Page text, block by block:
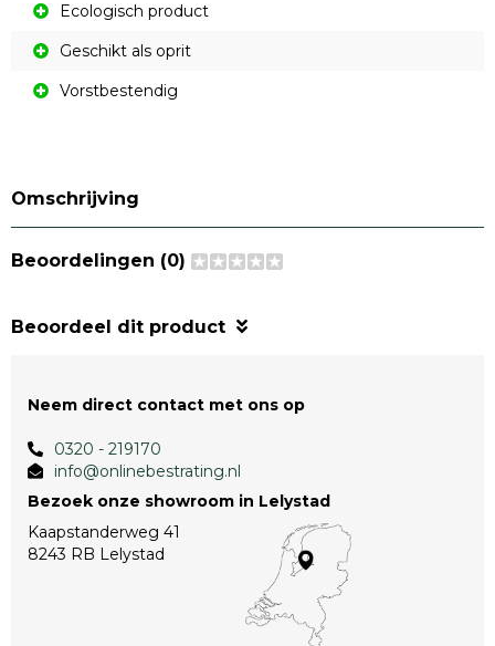
Ecologisch product
Geschikt als oprit
Vorstbestendig
Omschrijving
Beoordelingen (0)
Beoordeel dit product
Neem direct contact met ons op
0320 - 219170
info@onlinebestrating.nl
Bezoek onze showroom in Lelystad
Kaapstanderweg 41
8243 RB Lelystad